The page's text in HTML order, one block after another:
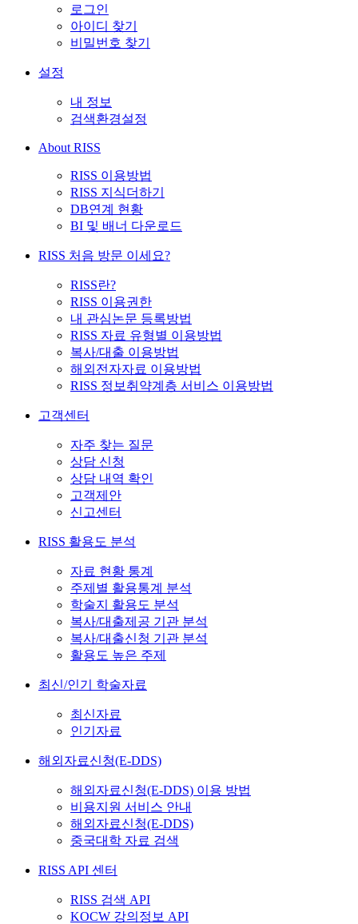
로그인
아이디 찾기
비밀번호 찾기
설정
내 정보
검색환경설정
About RISS
RISS 이용방법
RISS 지식더하기
DB연계 현황
BI 및 배너 다운로드
RISS 처음 방문 이세요?
RISS란?
RISS 이용권한
내 관심논문 등록방법
RISS 자료 유형별 이용방법
복사/대출 이용방법
해외전자자료 이용방법
RISS 정보취약계층 서비스 이용방법
고객센터
자주 찾는 질문
상담 신청
상담 내역 확인
고객제안
신고센터
RISS 활용도 분석
자료 현황 통계
주제별 활용통계 분석
학술지 활용도 분석
복사/대출제공 기관 분석
복사/대출신청 기관 분석
활용도 높은 주제
최신/인기 학술자료
최신자료
인기자료
해외자료신청(E-DDS)
해외자료신청(E-DDS) 이용 방법
비용지원 서비스 안내
해외자료신청(E-DDS)
중국대학 자료 검색
RISS API 센터
RISS 검색 API
KOCW 강의정보 API